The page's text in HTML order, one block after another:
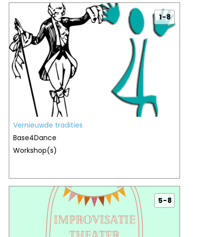
1 - 8
Vernieuwde tradities
Base4Dance
Workshop(s)
5 - 8